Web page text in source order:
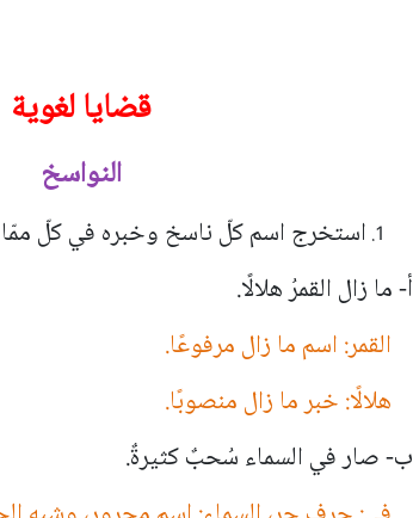
قضايا لغوية
النواسخ
استخرج اسم كلّ ناسخ وخبره في كلّ ممّا
أ- ما زال القمرُ هلالًا.
القمر: اسم ما زال مرفوعًا.
هلالًا: خبر ما زال منصوبًا.
ب- صار في السماء سُحبٌ كثيرةٌ.